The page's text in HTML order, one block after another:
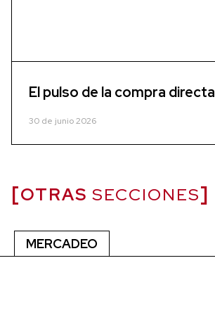
El pulso de la compra directa
30 de junio 2026
OTRAS SECCIONES
MERCADEO